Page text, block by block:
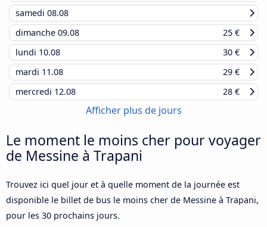
samedi 08.08
dimanche 09.08
25 €
lundi 10.08
30 €
mardi 11.08
29 €
mercredi 12.08 28 €
Afficher plus de jours
Le moment le moins cher pour voyager
de Messine à Trapani
Trouvez ici quel jour et à quelle moment de la journée est
disponible le billet de bus le moins cher de Messine à Trapani,
pour les 30 prochains jours.